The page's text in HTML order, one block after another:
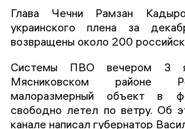
Глава Чечни Рамзан
украинского плена за
возвращены около 200
Системы ПВО вечером 3
Мясниковском районе
малоразмерный объект в
свободно летел по ветру. Об
канале написал губернатор